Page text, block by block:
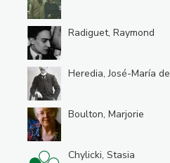
Radiguet, Raymond
Heredia, José-María de
Boulton, Marjorie
Chylicki, Stasia